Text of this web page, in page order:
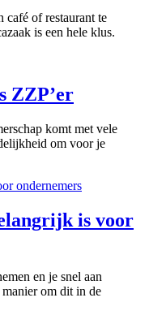
café of restaurant te
is een hele klus.
ZZP’er
komt met vele
om voor je
is voor
en je snel aan
om dit in de